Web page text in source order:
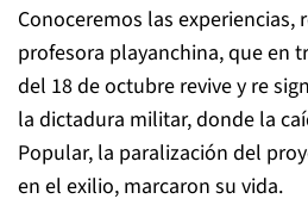
Conoceremos las experiencias,
profesora playanchina, que en
del 18 de octubre revive y re
la dictadura militar, donde la
Popular, la paralización del
en el exilio, marcaron su vida.